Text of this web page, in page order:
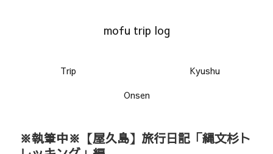
mofu trip log
Trip
Kyushu
Onsen
※執筆中※【屋久島】旅行日記「縄文杉ト